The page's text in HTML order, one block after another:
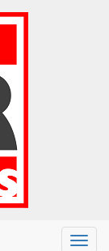
Menu